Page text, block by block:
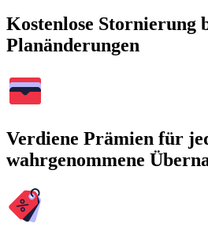
Kostenlose Stornierung
Planänderungen
Verdiene Prämien für
wahrgenommene